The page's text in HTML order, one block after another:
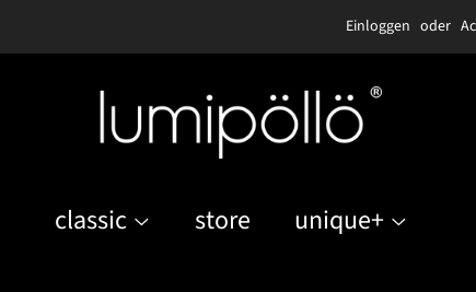
Einloggen oder
classic store unique+